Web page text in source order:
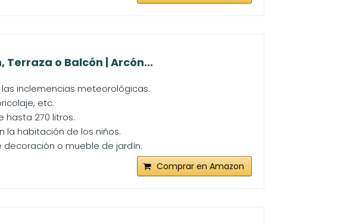
Terraza o Balcón | Arcón...
inclemencias meteorológicas.
etc.
hasta 270 litros.
la habitación de los niños.
o mueble de jardín.
Comprar en Amazon